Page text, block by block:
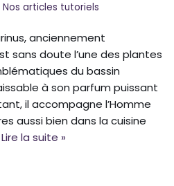
Nos articles tutoriels
anciennement
sans doute l’une des plantes
du bassin
à son parfum puissant
il accompagne l’Homme
aussi bien dans la cuisine
Lire la suite »